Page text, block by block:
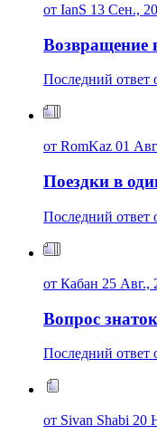
от IanS 13 Сен.,
Возвращение
Последний ответ
от RomKaz 01
Поездки в
Последний ответ
от Кабан 25 Авг.,
Вопрос
Последний ответ
от Sivan Shabi 20